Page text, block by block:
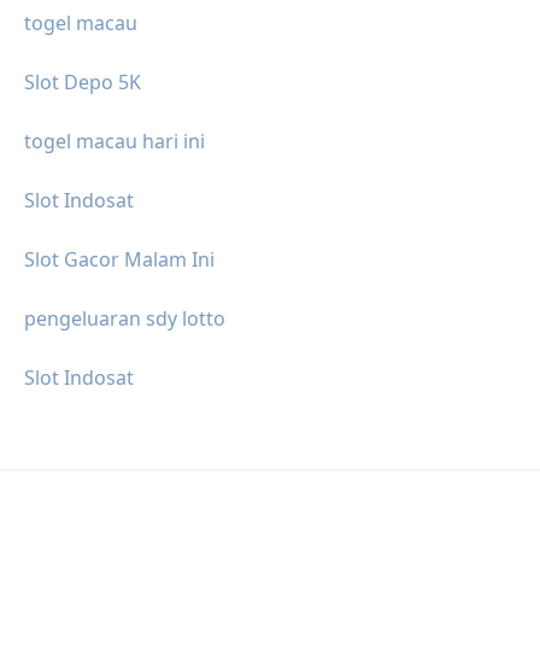
togel macau
Slot Depo 5K
togel macau hari ini
Slot Indosat
Slot Gacor Malam Ini
pengeluaran sdy lotto
Slot Indosat